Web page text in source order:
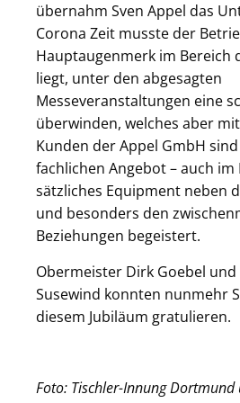
übernahm Sven Appel das
Corona Zeit musste der
Hauptaugenmerk im Bereich
liegt, unter den abgesagten
Messeveranstaltungen eine
überwinden, welches aber
Kunden der Appel GmbH
fachlichen Angebot – auch
sätzliches Equipment neben
und besonders den
Beziehungen be­geistert.
Obermeister Dirk Goebel
Susewind konnten nunmehr
diesem Jubiläum gratulieren.
Foto: Tischler-Innung Dortmund